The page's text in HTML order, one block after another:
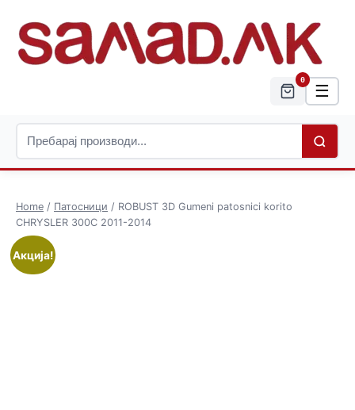
0
☰
Home / Патосници / ROBUST 3D Gumeni patosnici korito
CHRYSLER 300C 2011-2014
Акција!